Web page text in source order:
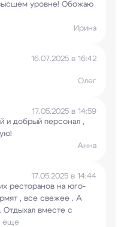
уровне! Обожаю
Ирина
16.07.2025 в 16:42
Олег
17.05.2025 в 14:59
и добрый персонал ,
Анна
17.05.2025 в 14:44
ресторанов на юго-
, все свежее . А
Отдыхал вместе с
еще